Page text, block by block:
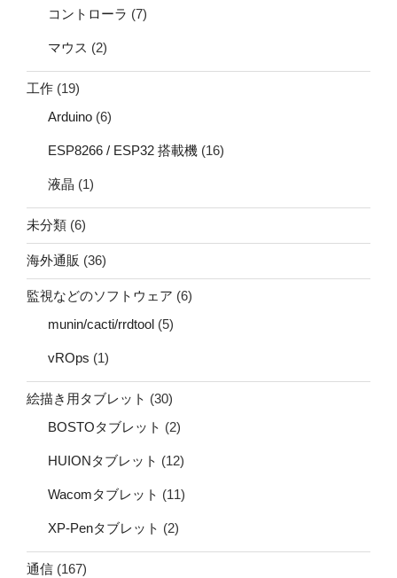
コントローラ (7)
マウス (2)
工作 (19)
Arduino (6)
ESP8266 / ESP32 搭載機 (16)
液晶 (1)
未分類 (6)
海外通販 (36)
監視などのソフトウェア (6)
munin/cacti/rrdtool (5)
vROps (1)
絵描き用タブレット (30)
BOSTOタブレット (2)
HUIONタブレット (12)
Wacomタブレット (11)
XP-Penタブレット (2)
通信 (167)